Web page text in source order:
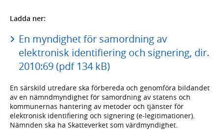
Ladda ner:
En myndighet för samordning av
elektronisk identifiering och signering, dir.
2010:69 (pdf 134 kB)
En särskild utredare ska förbereda och genomföra bildandet
av en nämndmyndighet för samordning av statens och
kommunernas hantering av metoder och tjänster för
elektronisk identifiering och signering (e-legitimationer).
Nämnden ska ha Skatteverket som värdmyndighet.